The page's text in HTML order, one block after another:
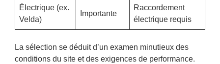
Électrique (ex.
Velda)
Importante
Raccordement
électrique requis
La sélection se déduit d’un examen minutieux des
conditions du site et des exigences de performance.